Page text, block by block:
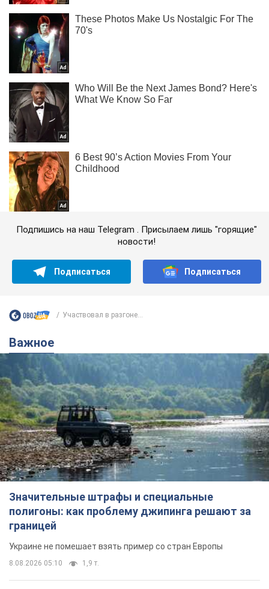
Подпишись на наш Telegram . Присылаем лишь "горящие"
новости!
Подписаться Подписаться
Участвовал в разгоне...
Важное
Значительные штрафы и специальные
полигоны: как проблему джипинга решают за
границей
Украине не помешает взять пример со стран Европы
8.08.2026 05:10 1,9 т.